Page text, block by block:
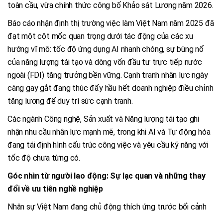
toàn cầu, vừa chính thức công bố Khảo sát Lương năm 2026.
Báo cáo nhận định thị trường việc làm Việt Nam năm 2025 đã
đạt một cột mốc quan trọng dưới tác động của các xu
hướng vĩ mô: tốc độ ứng dụng AI nhanh chóng, sự bùng nổ
của năng lượng tái tạo và dòng vốn đầu tư trực tiếp nước
ngoài (FDI) tăng trưởng bền vững. Cạnh tranh nhân lực ngày
càng gay gắt đang thúc đẩy hầu hết doanh nghiệp điều chỉnh
tăng lương để duy trì sức cạnh tranh.
Các ngành Công nghệ, Sản xuất và Năng lượng tái tạo ghi
nhận nhu cầu nhân lực mạnh mẽ, trong khi AI và Tự động hóa
đang tái định hình cấu trúc công việc và yêu cầu kỹ năng với
tốc độ chưa từng có.
Góc nhìn từ người lao động: Sự lạc quan và những thay
đổi về ưu tiên nghề nghiệp
Nhân sự Việt Nam đang chủ động thích ứng trước bối cảnh